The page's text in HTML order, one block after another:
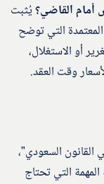
يُثبت
التي توضح
أو الاستغلال،
وقت العقد.
السعودي”،
التي تحتاج